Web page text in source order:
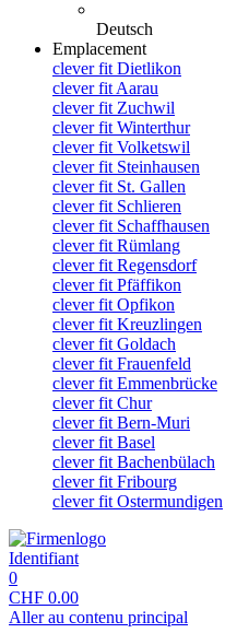
Deutsch
Emplacement
clever fit Dietlikon
clever fit Aarau
clever fit Zuchwil
clever fit Winterthur
clever fit Volketswil
clever fit Steinhausen
clever fit St. Gallen
clever fit Schlieren
clever fit Schaffhausen
clever fit Rümlang
clever fit Regensdorf
clever fit Pfäffikon
clever fit Opfikon
clever fit Kreuzlingen
clever fit Goldach
clever fit Frauenfeld
clever fit Emmenbrücke
clever fit Chur
clever fit Bern-Muri
clever fit Basel
clever fit Bachenbülach
clever fit Fribourg
clever fit Ostermundigen
Identifiant
0
CHF 0.00
Aller au contenu principal